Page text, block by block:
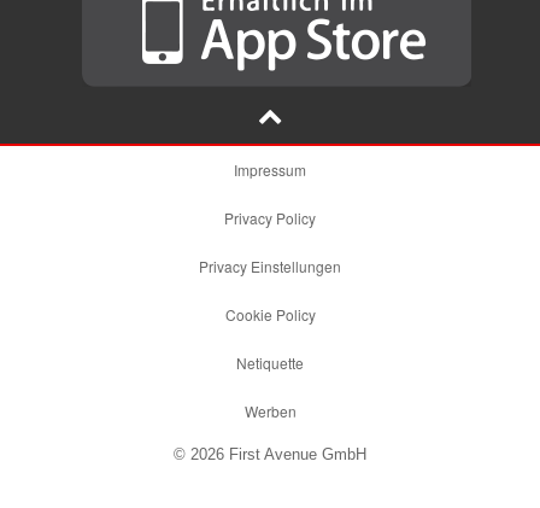
Impressum
Privacy Policy
Privacy Einstellungen
Cookie Policy
Netiquette
Werben
© 2026 First Avenue GmbH